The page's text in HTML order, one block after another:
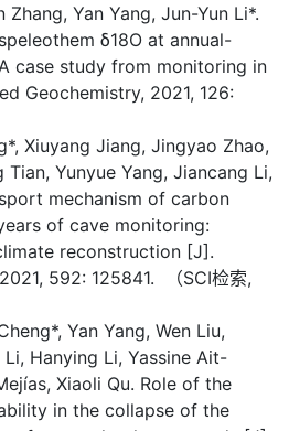
Zhang, Yan Yang, Jun-Yun Li*.
δ18O at annual-
case study from monitoring in
Geochemistry, 2021, 126:
Xiuyang Jiang, Jingyao Zhao,
Tian, Yunyue Yang, Jiancang Li,
mechanism of carbon
of cave monitoring:
reconstruction [J].
592: 125841. （SCI检索,
Yan Yang, Wen Liu,
Hanying Li, Yassine Ait-
Xiaoli Qu. Role of the
in the collapse of the